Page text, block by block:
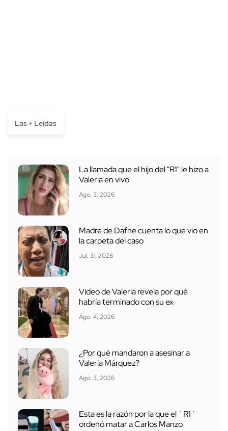
Las + Leídas
La llamada que el hijo del "R1" le hizo a
Valeria en vivo
Ago. 3, 2026
Madre de Dafne cuenta lo que vio en
la carpeta del caso
Jul. 31, 2026
Video de Valeria revela por qué
habría terminado con su ex
Ago. 4, 2026
¿Por qué mandaron a asesinar a
Valeria Márquez?
Ago. 3, 2026
Esta es la razón por la que el ´R1´
ordenó matar a Carlos Manzo